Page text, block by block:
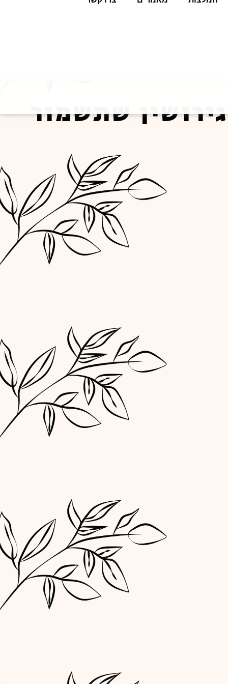
שתשמור